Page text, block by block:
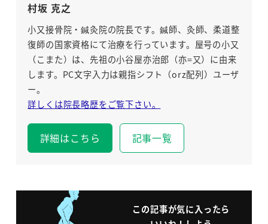
村坂 克之
小又接骨院・鍼灸院の院長です。鍼師、灸師、柔道整
復師の国家資格にて治療を行っています。屋号の小又
（こまた）は、先祖の小谷屋亦治郎（亦=又）に由来
します。PC文字入力は親指シフト（orz配列）ユーザ
ー。
詳しくは院長略歴をご覧下さい。
詳細はこちら 記事一覧
この記事が気に入ったら